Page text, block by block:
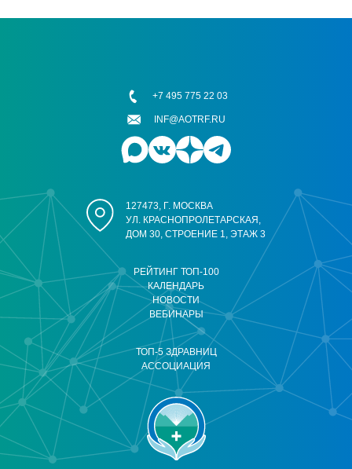
РЕЙТИНГ ТОП-100
КАЛЕНДАРЬ
НОВОСТИ
ВЕБИНАРЫ
ТОП-5 ЗДРАВНИЦ
АССОЦИАЦИЯ
127473, Г. МОСКВА
УЛ. КРАСНОПРОЛЕТАРСКАЯ,
ДОМ 30, СТРОЕНИЕ 1, ЭТАЖ 3
+7 495 775 22 03
INF@AOTRF.RU